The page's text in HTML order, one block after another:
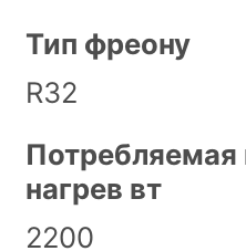
Тип фреону
R32
нагрев вт
2200